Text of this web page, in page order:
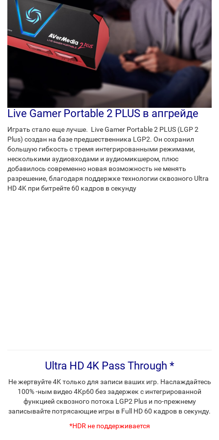
Live Gamer Portable 2 PLUS в апгрейде
Играть стало еще лучше. Live Gamer Portable 2 PLUS (LGP 2
Plus) создан на базе предшественника LGP2. Он сохранил
большую гибкость с тремя интегрированными режимами,
несколькими аудиовходами и аудиомикшером, плюс
добавилось современно новая возможность не менять
разрешение, благодаря поддержке технологии сквозного Ultra
HD 4K при битрейте 60 кадров в секунду
Ultra HD 4K Pass Through *
Не жертвуйте 4K только для записи ваших игр. Наслаждайтесь
100% -ным видео 4Kp60 без задержек с интегрированной
функцией сквозного потока LGP2 Plus и по-прежнему
записывайте потрясающие игры в Full HD 60 кадров в секунду.
*HDR не поддерживается